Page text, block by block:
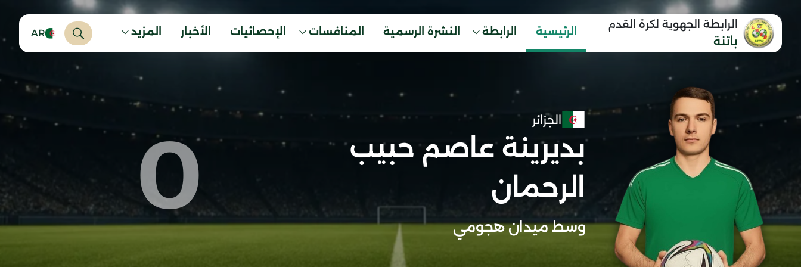
الرابطة الجهوية لكرة القدم
باتنة
الرئيسية الرابطة النشرة الرسمية المنافسات الإحصائيات الأخبار المزيد AR
الجزائر
بديرينة عاصم حبيب
الرحمان
وسط ميدان هجومي 0